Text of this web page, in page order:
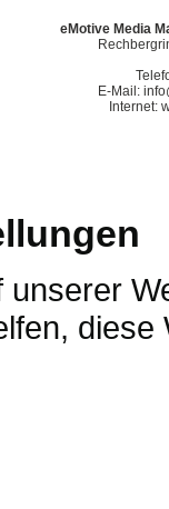
eMotive Media
E-Mail:
Internet: